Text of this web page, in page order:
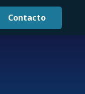
Contacto